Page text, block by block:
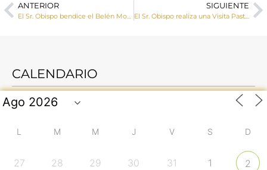
ANTERIOR SIGUIENTE
El Sr. Obispo realiza una Visita Pastoral a Cañaveruelas y Alcohujate
CALENDARIO
L M M J V S D
27 28 29 30 31 1 2